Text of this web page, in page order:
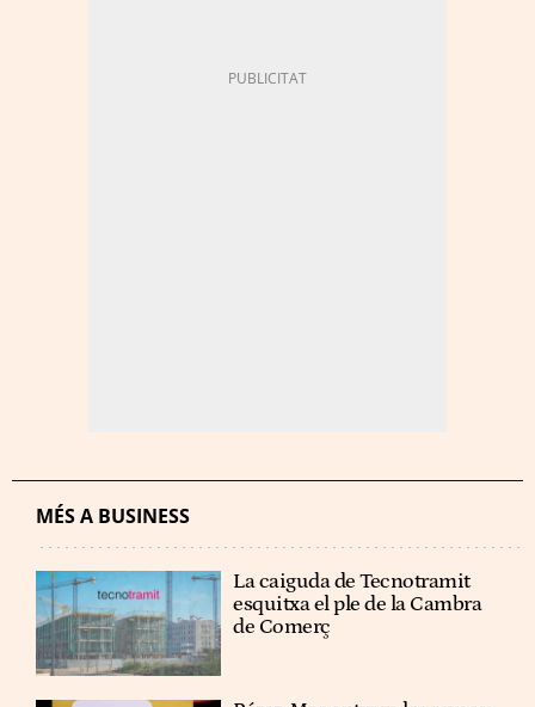
MÉS A BUSINESS
La caiguda de Tecnotramit
esquitxa el ple de la Cambra
de Comerç